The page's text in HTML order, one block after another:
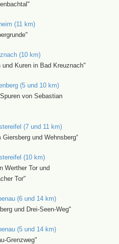
(11 km)
(10 km)
und Kuren in Bad Kreuznach"
(5 und 10 km)
von Sebastian
(7 und 11 km)
Giersberg und Wehnsberg“
(10 km)
Werther Tor und
Tor"
(6 und 14 km)
und Drei-Seen-Weg"
(5 und 14 km)
Grenzweg"